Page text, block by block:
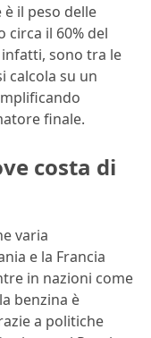
il peso delle
circa il 60% del
infatti, sono tra le
calcola su un
finale.
costa di
varia
e la Francia
in nazioni come
benzina è
a politiche